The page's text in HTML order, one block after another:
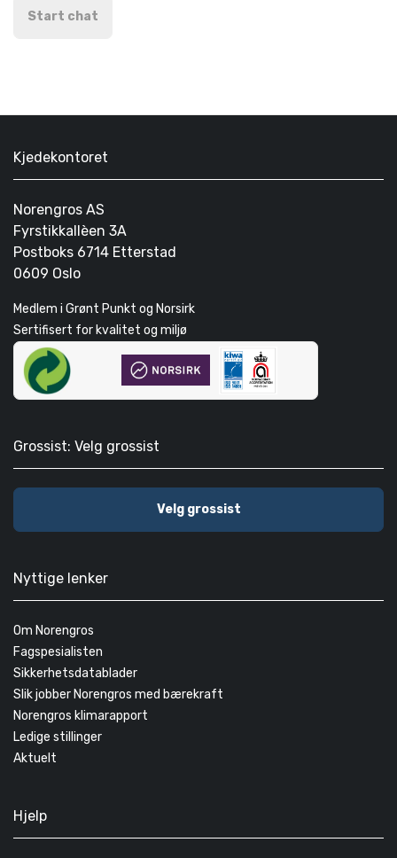
Start chat
Kjedekontoret
Norengros AS
Fyrstikkallèen 3A
Postboks 6714 Etterstad
0609 Oslo
Medlem i Grønt Punkt og Norsirk
Sertifisert for kvalitet og miljø
Grossist: Velg grossist
Velg grossist
Nyttige lenker
Om Norengros
Fagspesialisten
Sikkerhetsdatablader
Slik jobber Norengros med bærekraft
Norengros klimarapport
Ledige stillinger
Aktuelt
Hjelp